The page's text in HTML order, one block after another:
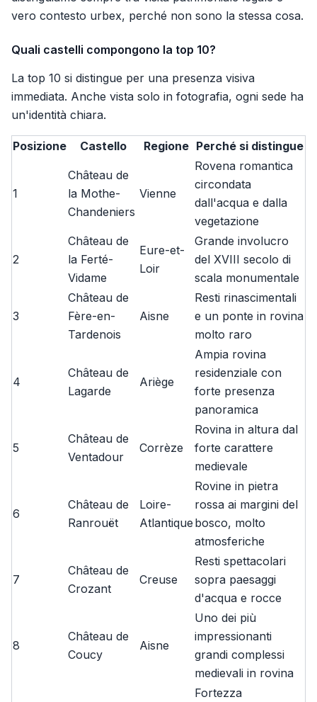
vero contesto urbex, perché non sono la stessa cosa.
Quali castelli compongono la top 10?
La top 10 si distingue per una presenza visiva
immediata. Anche vista solo in fotografia, ogni sede ha
un'identità chiara.
Posizione Castello Regione Perché si distingue
1
Château de
la Mothe-
Chandeniers
Vienne
Rovena romantica
circondata
dall'acqua e dalla
vegetazione
2
Château de
la Ferté-
Vidame
Eure-et-
Loir
Grande involucro
del XVIII secolo di
scala monumentale
3
Château de
Fère-en-
Tardenois
Aisne
Resti rinascimentali
e un ponte in rovina
molto raro
4
Château de
Lagarde
Ariège
Ampia rovina
residenziale con
forte presenza
panoramica
5
Château de
Ventadour
Corrèze
Rovina in altura dal
forte carattere
medievale
6
Château de
Ranrouët
Loire-
Atlantique
Rovine in pietra
rossa ai margini del
bosco, molto
atmosferiche
7
Château de
Crozant
Creuse
Resti spettacolari
sopra paesaggi
d'acqua e rocce
8
Château de
Coucy
Aisne
Uno dei più
impressionanti
grandi complessi
medievali in rovina
Fortezza